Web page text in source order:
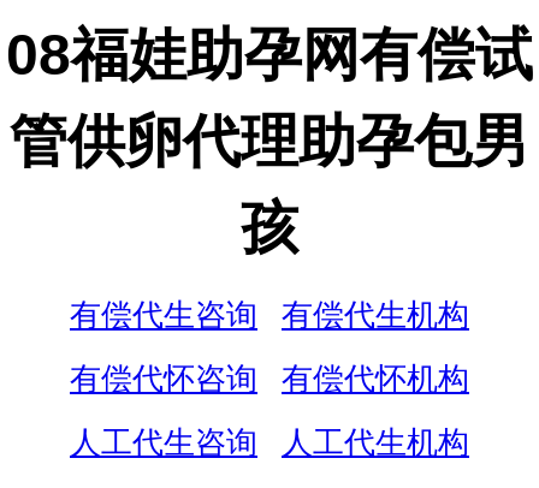
08福娃助孕网有偿试
管供卵代理助孕包男
孩
有偿代生咨询
有偿代生机构
有偿代怀咨询
有偿代怀机构
人工代生咨询
人工代生机构